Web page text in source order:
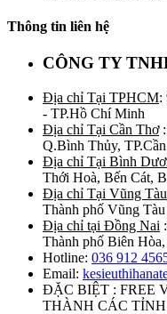
Thông tin liên hệ
CÔNG TY
Địa chỉ Tại TPHCM:
- TP.Hồ Chí Minh
Địa chỉ Tại Cần Thơ
Q.Bình Thủy,
Địa chỉ Tại Bình
Thới Hoà, Bến Cát,
Địa chỉ Tại Vũng Tàu
Thành phố Vũng Tàu
Địa chỉ tại Đồng Nai
Thành phố Biên
Hotline: 036 912
Email:
ĐẶC BIỆT : FREE
THÀNH CÁC